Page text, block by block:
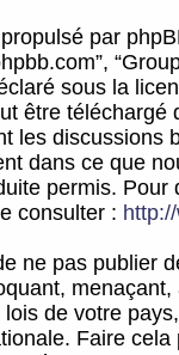
par
sous la
être téléchargé
les discussions
dans ce que
permis.
consulter :
ne pas publier
de votre
Faire